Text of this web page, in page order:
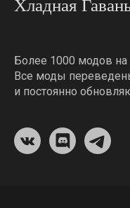
Хладная
Более 1000 модов на
Все моды
и постоянно